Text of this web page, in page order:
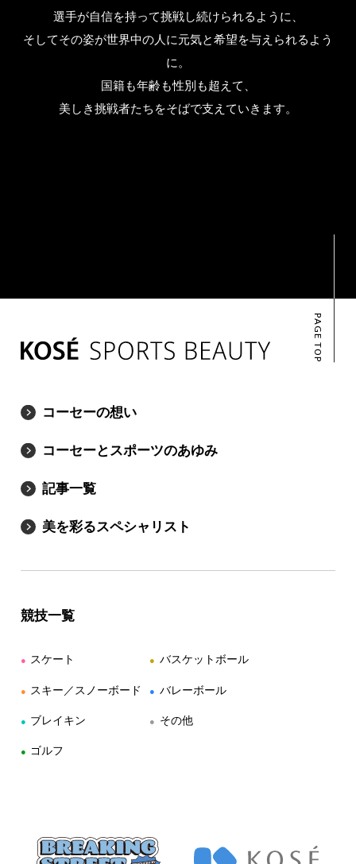
選手が自信を持って挑戦し続けられるように、
そしてその姿が世界中の人に元気と希望を与えられるよう
に。
国籍も年齢も性別も超えて、
美しき挑戦者たちをそばで支えていきます。
PAGE TOP
コーセーの想い
コーセーとスポーツのあゆみ
記事一覧
美を彩るスペシャリスト
競技一覧
● スケート
● スキー／スノーボード
● ブレイキン
● ゴルフ
● バスケットボール
● バレーボール
● その他